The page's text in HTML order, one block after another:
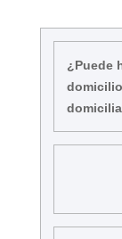
¿Puede